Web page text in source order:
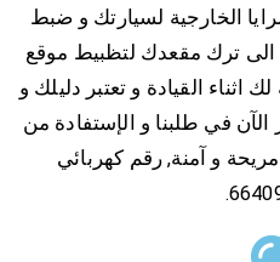
الخارجية لسيارتك و ضبط
الى ترك مقعدك لتظبيط موقع
اثناء القيادة و تعتبر دليلك و
في طلبنا و الإستفادة من
و آمنة, رقم كهربائي